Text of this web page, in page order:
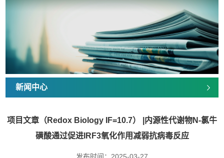
新闻中心
项目文章（Redox Biology IF=10.7） |内源性代谢物N-氯牛
磺酸通过促进IRF3氧化作用减弱抗病毒反应